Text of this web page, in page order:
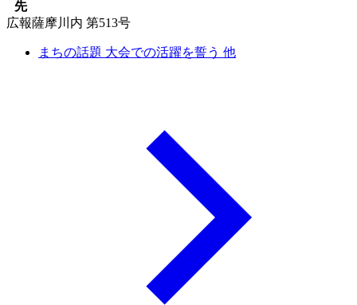
先
広報薩摩川内 第513号
まちの話題 大会での活躍を誓う 他